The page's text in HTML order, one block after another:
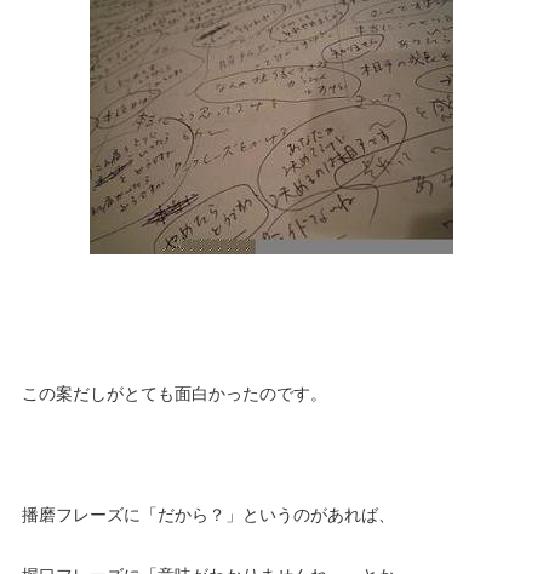
この案だしがとても面白かったのです。
播磨フレーズに「だから？」というのがあれば、